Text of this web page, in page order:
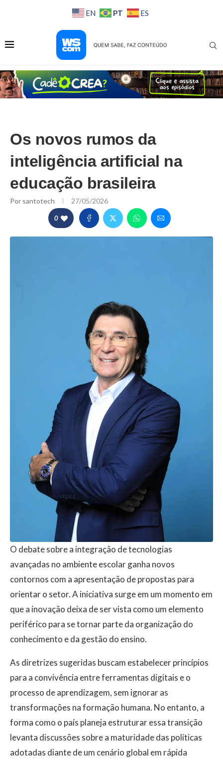
EN PT ES
Os novos rumos da
inteligência artificial na
educação brasileira
Por santotech 27/05/2026
0
O debate sobre a integração de tecnologias
avançadas no ambiente escolar ganha novos
contornos com a apresentação de propostas para
orientar o setor. A iniciativa surge em um momento em
que a inovação deixa de ser vista como um elemento
periférico para se tornar parte da organização do
conhecimento e da gestão do ensino.
As diretrizes sugeridas buscam estabelecer princípios
para a convivência entre ferramentas digitais e o
processo de aprendizagem, sem ignorar as
transformações na formação humana. No entanto, a
forma como o país planeja estruturar essa transição
levanta discussões sobre a maturidade das políticas
adotadas diante de um cenário global em rápida